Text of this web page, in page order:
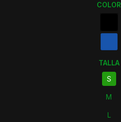
COLOR
TALLA
S
M
L